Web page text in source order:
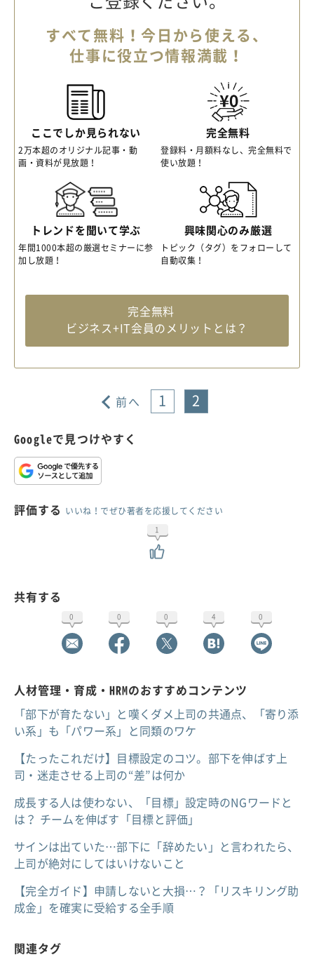
すべて無料！今日から使える、
仕事に役立つ情報満載！
ここでしか見られない
2万本超のオリジナル記事・動
画・資料が見放題！
完全無料
登録料・月額料なし、完全無料で
使い放題！
トレンドを聞いて学ぶ
年間1000本超の厳選セミナーに参
加し放題！
興味関心のみ厳選
トピック（タグ）をフォローして
自動収集！
完全無料
ビジネス+IT会員のメリットとは？
前へ 1 2
Googleで見つけやすく
評価する いいね！でぜひ著者を応援してください
1
共有する
0 0 0 4 0
人材管理・育成・HRMのおすすめコンテンツ
「部下が育たない」と嘆くダメ上司の共通点、「寄り添
い系」も「パワー系」と同類のワケ
【たったこれだけ】目標設定のコツ。部下を伸ばす上
司・迷走させる上司の“差”は何か
成長する人は使わない、「目標」設定時のNGワードと
は？ チームを伸ばす「目標と評価」
サインは出ていた…部下に「辞めたい」と言われたら、
上司が絶対にしてはいけないこと
【完全ガイド】申請しないと大損…？「リスキリング助
成金」を確実に受給する全手順
関連タグ